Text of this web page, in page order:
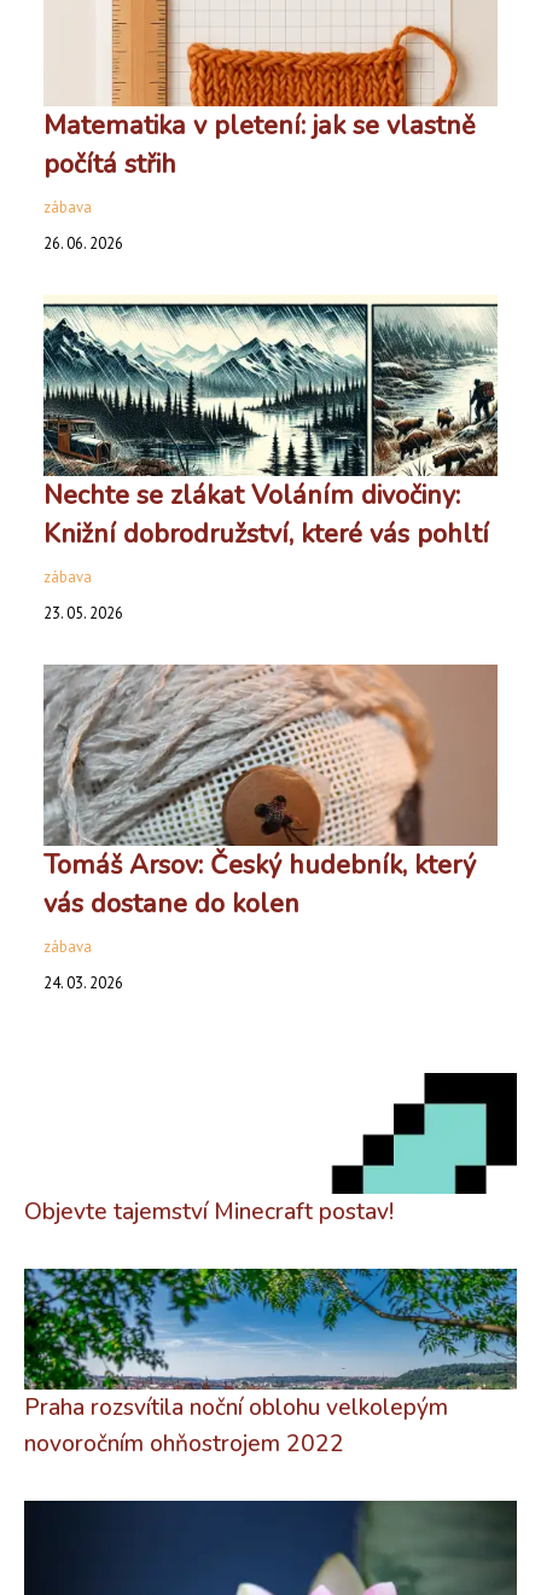
Matematika v pletení: jak se vlastně
počítá střih
zábava
26. 06. 2026
Nechte se zlákat Voláním divočiny:
Knižní dobrodružství, které vás pohltí
zábava
23. 05. 2026
Tomáš Arsov: Český hudebník, který
vás dostane do kolen
zábava
24. 03. 2026
Objevte tajemství Minecraft postav!
Praha rozsvítila noční oblohu velkolepým
novoročním ohňostrojem 2022